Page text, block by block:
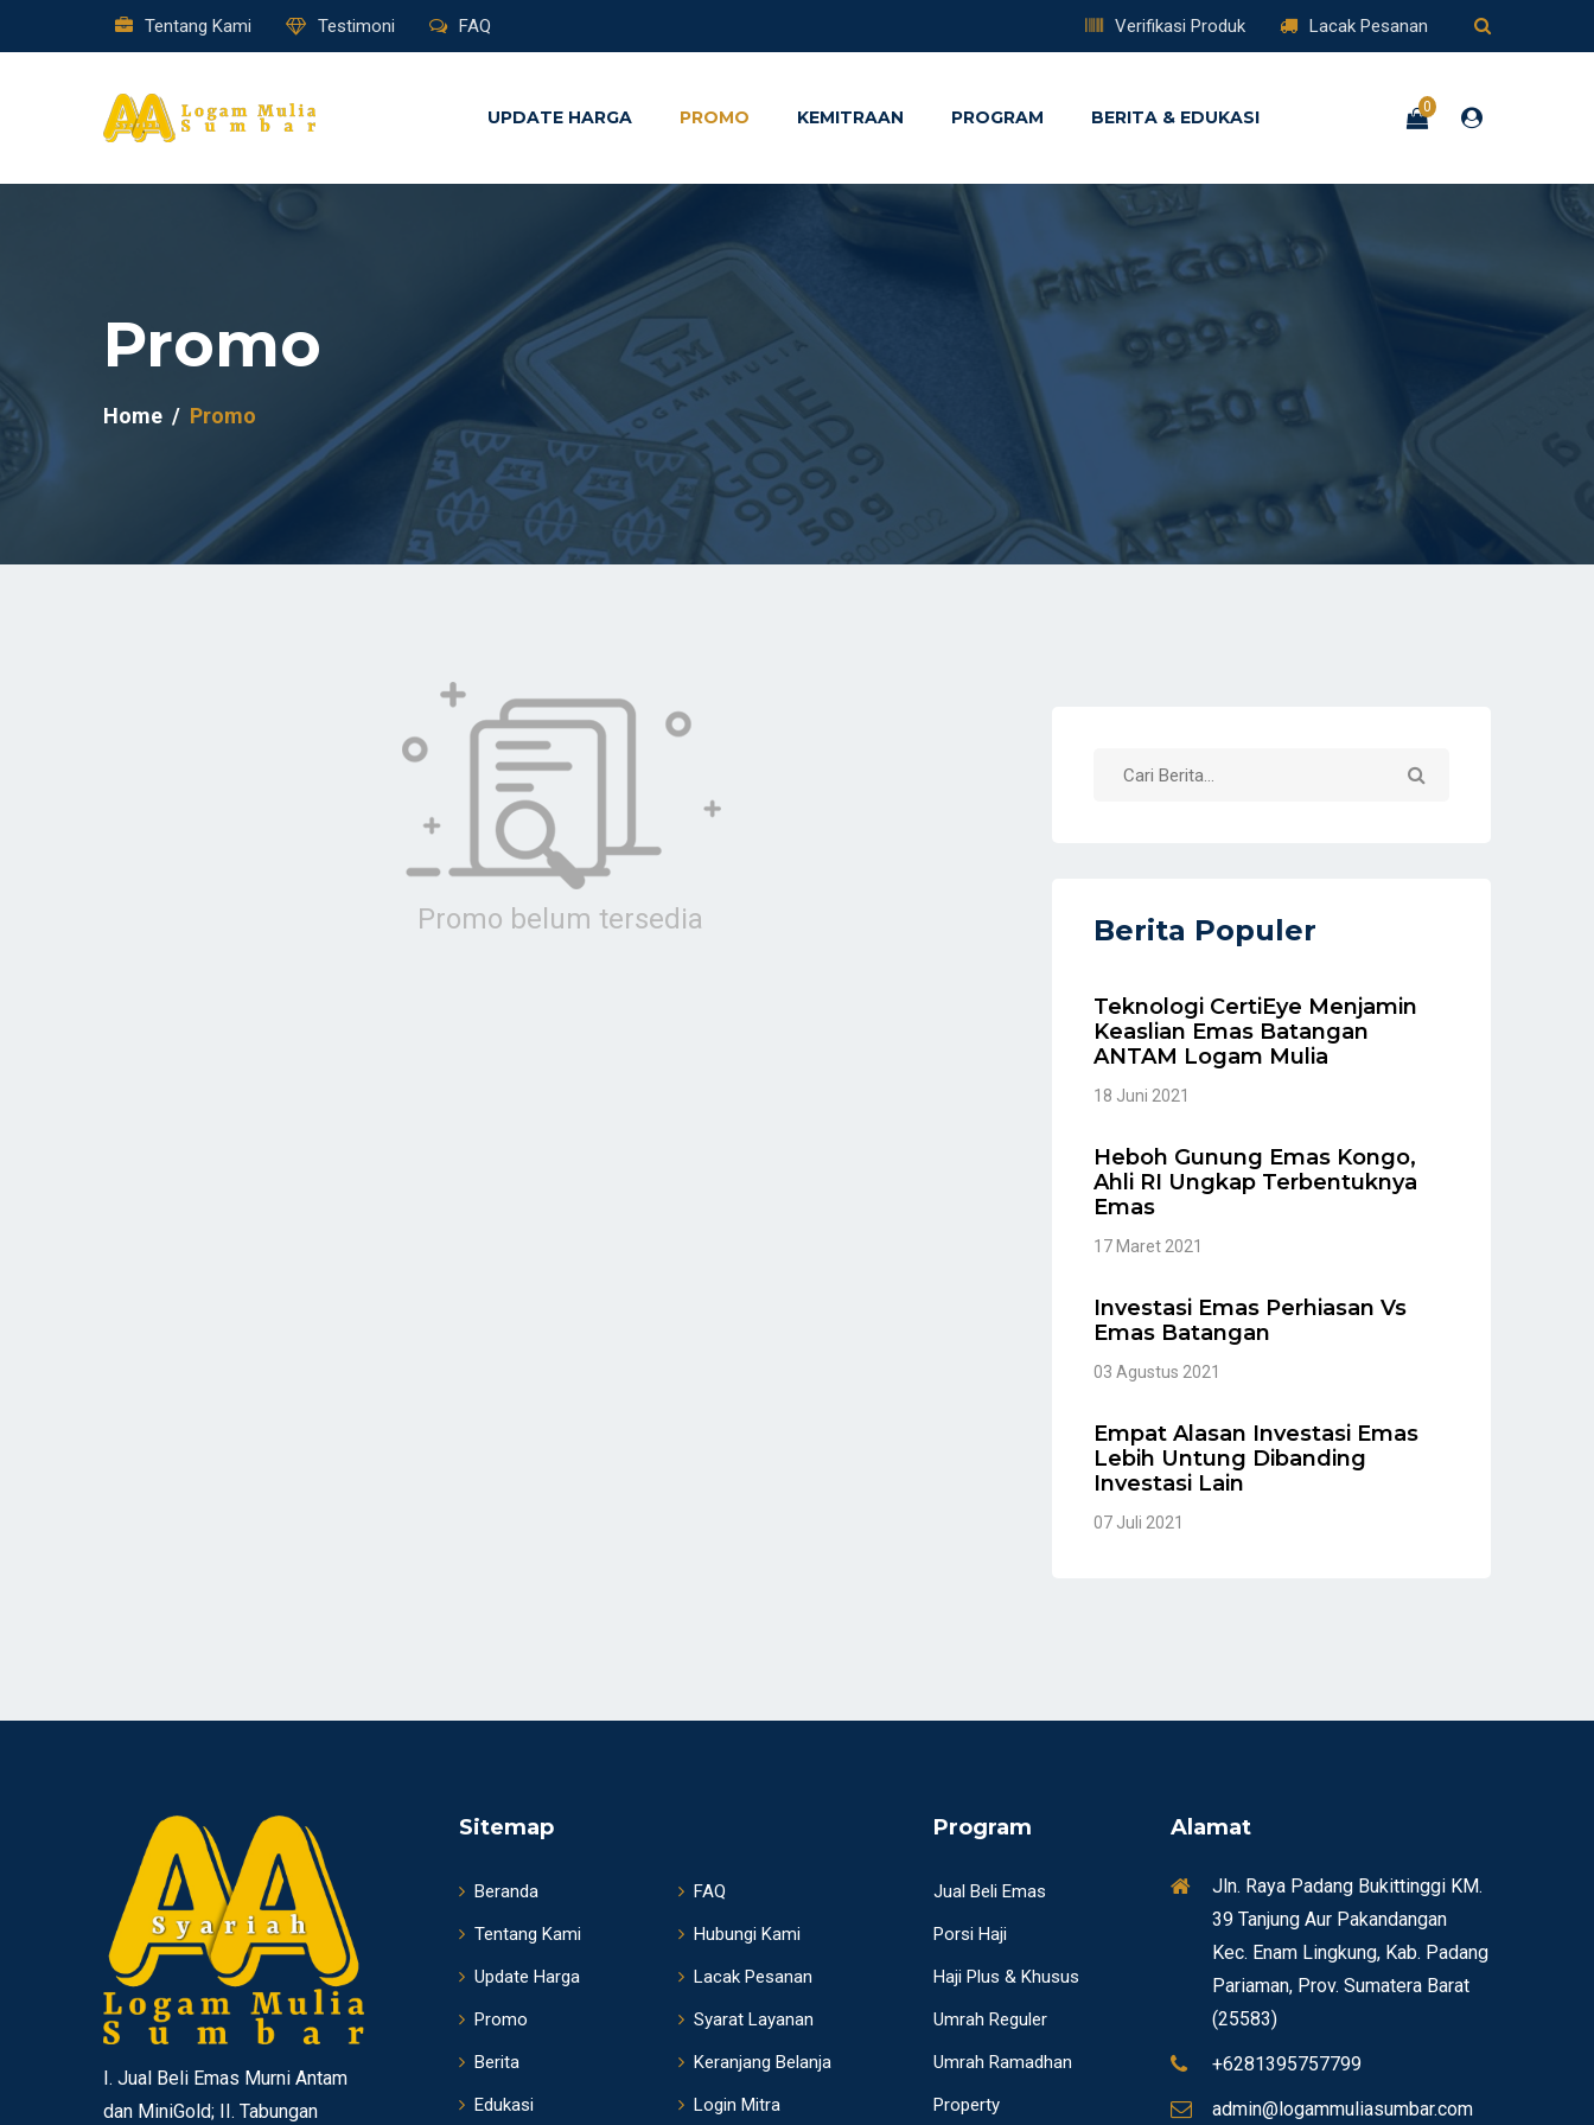
Tentang Kami Testimoni FAQ Verifikasi Produk Lacak Pesanan
UPDATE HARGA PROMO KEMITRAAN PROGRAM BERITA & EDUKASI 0
Promo
Home Promo
Promo belum tersedia Berita Populer
Teknologi CertiEye Menjamin
Keaslian Emas Batangan
ANTAM Logam Mulia
18 Juni 2021
Heboh Gunung Emas Kongo,
Ahli RI Ungkap Terbentuknya
Emas
17 Maret 2021
Investasi Emas Perhiasan Vs
Emas Batangan
03 Agustus 2021
Empat Alasan Investasi Emas
Lebih Untung Dibanding
Investasi Lain
07 Juli 2021
I. Jual Beli Emas Murni Antam
dan MiniGold; II. Tabungan
Sitemap
Beranda
Tentang Kami
Update Harga
Promo
Berita
Edukasi
FAQ
Hubungi Kami
Lacak Pesanan
Syarat Layanan
Keranjang Belanja
Login Mitra
Program
Jual Beli Emas
Porsi Haji
Haji Plus & Khusus
Umrah Reguler
Umrah Ramadhan
Property
Alamat
Jln. Raya Padang Bukittinggi KM.
39 Tanjung Aur Pakandangan
Kec. Enam Lingkung, Kab. Padang
Pariaman, Prov. Sumatera Barat
(25583)
+6281395757799
admin@logammuliasumbar.com